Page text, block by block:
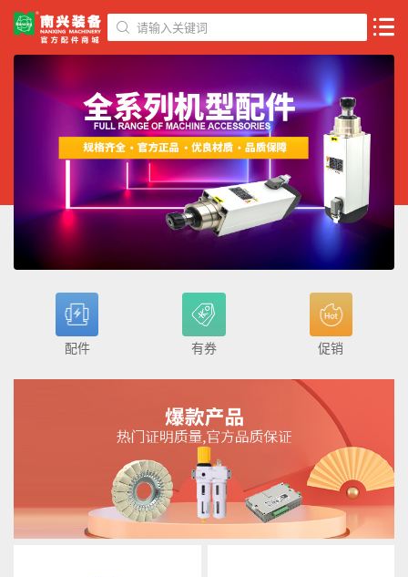
请输入关键词
配件 有券 促销